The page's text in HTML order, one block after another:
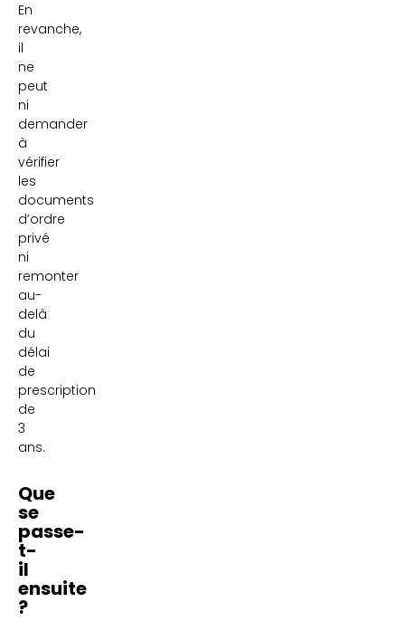
En
revanche,
il
ne
peut
ni
demander
à
vérifier
les
documents
d’ordre
privé
ni
remonter
au-
delà
du
délai
de
prescription
de
3
ans.
Que
se
passe-
t-
il
ensuite
?